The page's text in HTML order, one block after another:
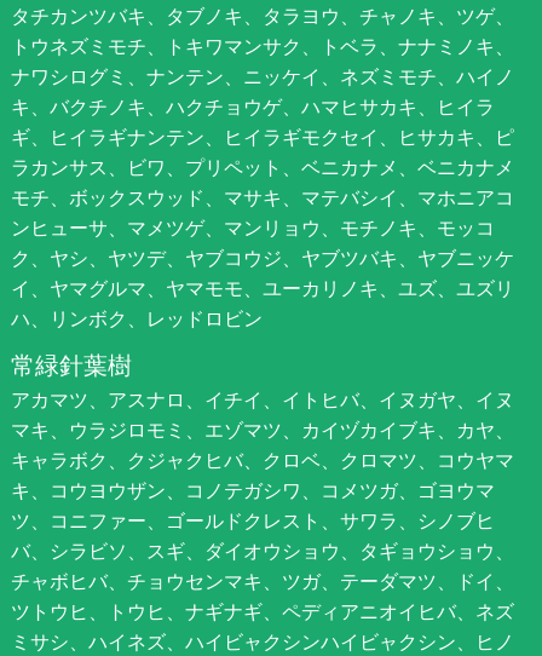
タチカンツバキ、タブノキ、タラヨウ、チャノキ、ツゲ、
トウネズミモチ、トキワマンサク、トベラ、ナナミノキ、
ナワシログミ、ナンテン、ニッケイ、ネズミモチ、ハイノ
キ、バクチノキ、ハクチョウゲ、ハマヒサカキ、ヒイラ
ギ、ヒイラギナンテン、ヒイラギモクセイ、ヒサカキ、ピ
ラカンサス、ビワ、プリペット、ベニカナメ、ベニカナメ
モチ、ボックスウッド、マサキ、マテバシイ、マホニアコ
ンヒューサ、マメツゲ、マンリョウ、モチノキ、モッコ
ク、ヤシ、ヤツデ、ヤブコウジ、ヤブツバキ、ヤブニッケ
イ、ヤマグルマ、ヤマモモ、ユーカリノキ、ユズ、ユズリ
ハ、リンボク、レッドロビン
常緑針葉樹
アカマツ、アスナロ、イチイ、イトヒバ、イヌガヤ、イヌ
マキ、ウラジロモミ、エゾマツ、カイヅカイブキ、カヤ、
キャラボク、クジャクヒバ、クロベ、クロマツ、コウヤマ
キ、コウヨウザン、コノテガシワ、コメツガ、ゴヨウマ
ツ、コニファー、ゴールドクレスト、サワラ、シノブヒ
バ、シラビソ、スギ、ダイオウショウ、タギョウショウ、
チャボヒバ、チョウセンマキ、ツガ、テーダマツ、ドイ、
ツトウヒ、トウヒ、ナギナギ、ペディアニオイヒバ、ネズ
ミサシ、ハイネズ、ハイビャクシンハイビャクシン、ヒノ